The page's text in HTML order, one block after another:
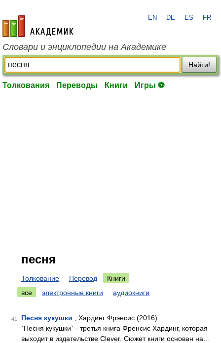
academic.ru
EN DE ES FR
Словари и энциклопедии на Академике
Найти!
Толкования Переводы Книги Игры ⚽
песня
Толкование Перевод
Книги
все
электронные книги аудиокниги
41 Песня кукушки , Хардинг Фрэнсис (2016)
`Песня кукушки` - третья книга Френсис Хардинг, которая
выходит в издательстве Clever. Сюжет книги основан на…